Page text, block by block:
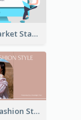
Trading Market Statistics Presentation
Find Your Fashion Style Presentation